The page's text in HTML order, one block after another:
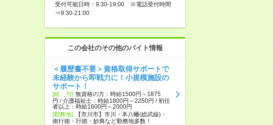
受付可能日時：9:30-19:00 ※電話受付時間
⇒9:30-21:00
この会社のその他のバイト情報
＜履歴書不要＞資格取得サポートで
未経験から即戦力に！小規模施設の
サポート！
[給 与] 無資格の方：時給1500円～1875
円 / 介護福祉士：時給1800円～2250円 / 初任
者以上：時給1600円～2000円
[勤務地]
【市川市】市川・本八幡(総武線)・
南行徳・行徳・妙典など勤務地多数！